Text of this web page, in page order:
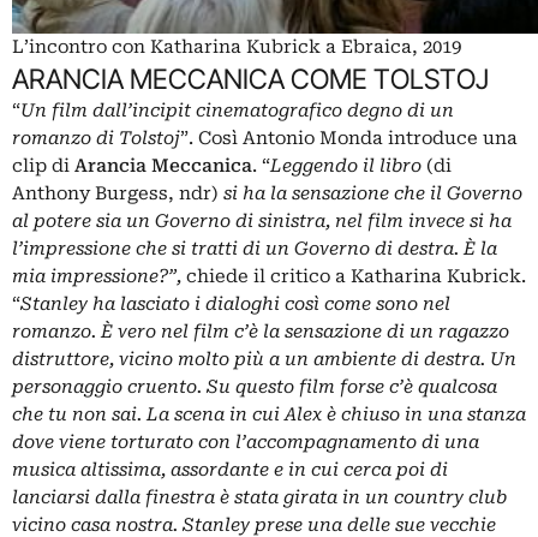
L’incontro con Katharina Kubrick a Ebraica, 2019
ARANCIA MECCANICA COME TOLSTOJ
“Un film dall’incipit cinematografico degno di un
romanzo di Tolstoj”. Così Antonio Monda introduce una
clip di Arancia Meccanica. “Leggendo il libro (di
Anthony Burgess, ndr) si ha la sensazione che il Governo
al potere sia un Governo di sinistra, nel film invece si ha
l’impressione che si tratti di un Governo di destra. È la
mia impressione?”, chiede il critico a Katharina Kubrick.
“Stanley ha lasciato i dialoghi così come sono nel
romanzo. È vero nel film c’è la sensazione di un ragazzo
distruttore, vicino molto più a un ambiente di destra. Un
personaggio cruento. Su questo film forse c’è qualcosa
che tu non sai. La scena in cui Alex è chiuso in una stanza
dove viene torturato con l’accompagnamento di una
musica altissima, assordante e in cui cerca poi di
lanciarsi dalla finestra è stata girata in un country club
vicino casa nostra. Stanley prese una delle sue vecchie